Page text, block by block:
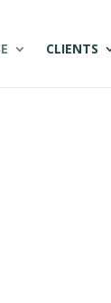
CLIENTS